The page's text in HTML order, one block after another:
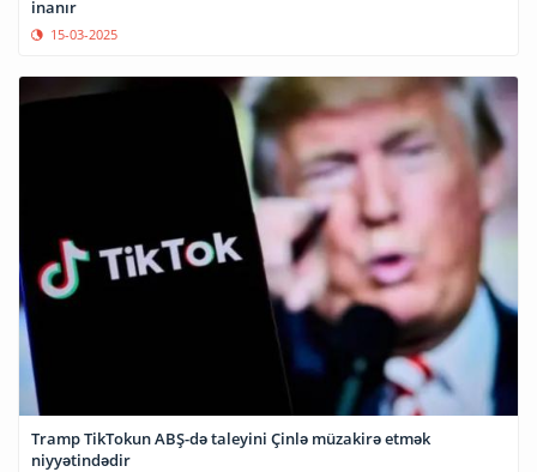
inanır
15-03-2025
Tramp TikTokun ABŞ-də taleyini Çinlə müzakirə etmək
niyyətindədir